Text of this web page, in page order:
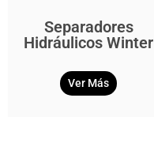
Separadores
Hidráulicos Winter
Ver Más